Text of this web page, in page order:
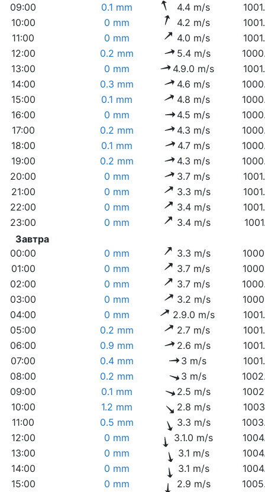
09:00
0.1 mm 4.4 m/s
10:00
0 mm 4.2 m/s
11:00
0 mm 4.0 m/s
12:00
0.2 mm 5.4 m/s
13:00
0 mm 4.9.0 m/s
14:00
0.3 mm 4.6 m/s
15:00
0.1 mm 4.8 m/s
16:00
0 mm 4.5 m/s
17:00
0.2 mm 4.3 m/s
18:00
0.1 mm 4.7 m/s
19:00
0.2 mm 4.3 m/s
20:00
0 mm 3.7 m/s
21:00
0 mm 3.3 m/s
22:00
0 mm 3.4 m/s
23:00
0 mm 3.4 m/s
Завтра
00:00
0 mm 3.3 m/s
01:00
0 mm 3.7 m/s
02:00
0 mm 3.7 m/s
03:00
0 mm 3.2 m/s
04:00
0 mm 2.9.0 m/s
05:00
0.2 mm 2.7 m/s
06:00
0.9 mm 2.6 m/s
07:00
0.4 mm 3 m/s
08:00
0.2 mm 3 m/s
09:00
0.1 mm 2.5 m/s
10:00
1.2 mm 2.8 m/s
11:00
0.5 mm 3.3 m/s
12:00
0 mm 3.1.0 m/s
13:00
0 mm 3.1 m/s
14:00
0 mm 3.1 m/s
15:00
0 mm 2.9 m/s